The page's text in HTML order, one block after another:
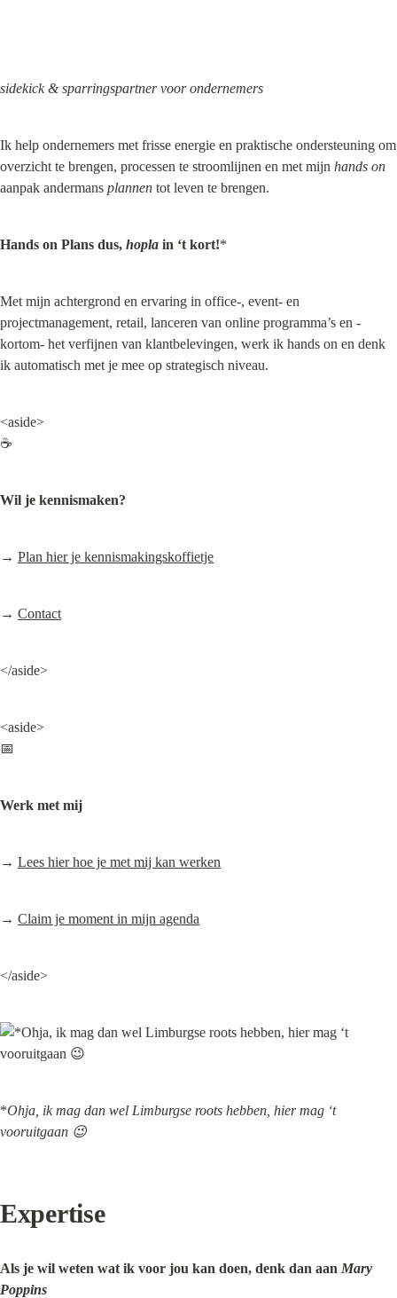
sidekick & sparringspartner voor ondernemers
Ik help ondernemers met frisse energie en praktische ondersteuning om
overzicht te brengen, processen te stroomlijnen en met mijn hands on
aanpak andermans plannen tot leven te brengen.
Hands on Plans dus, hopla in ‘t kort!*
Met mijn achtergrond en ervaring in office-, event- en
projectmanagement, retail, lanceren van online programma’s en -
kortom- het verfijnen van klantbelevingen, werk ik hands on en denk
ik automatisch met je mee op strategisch niveau.
<aside>
☕
Wil je kennismaken?
→ Plan hier je kennismakingskoffietje
→ Contact
</aside>
<aside>
📅
Werk met mij
→ Lees hier hoe je met mij kan werken
→ Claim je moment in mijn agenda
</aside>
*Ohja, ik mag dan wel Limburgse roots hebben, hier mag ‘t
vooruitgaan 😉
Expertise
Als je wil weten wat ik voor jou kan doen, denk dan aan Mary
Poppins